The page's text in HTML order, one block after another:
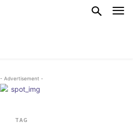
- Advertisement -
TAG